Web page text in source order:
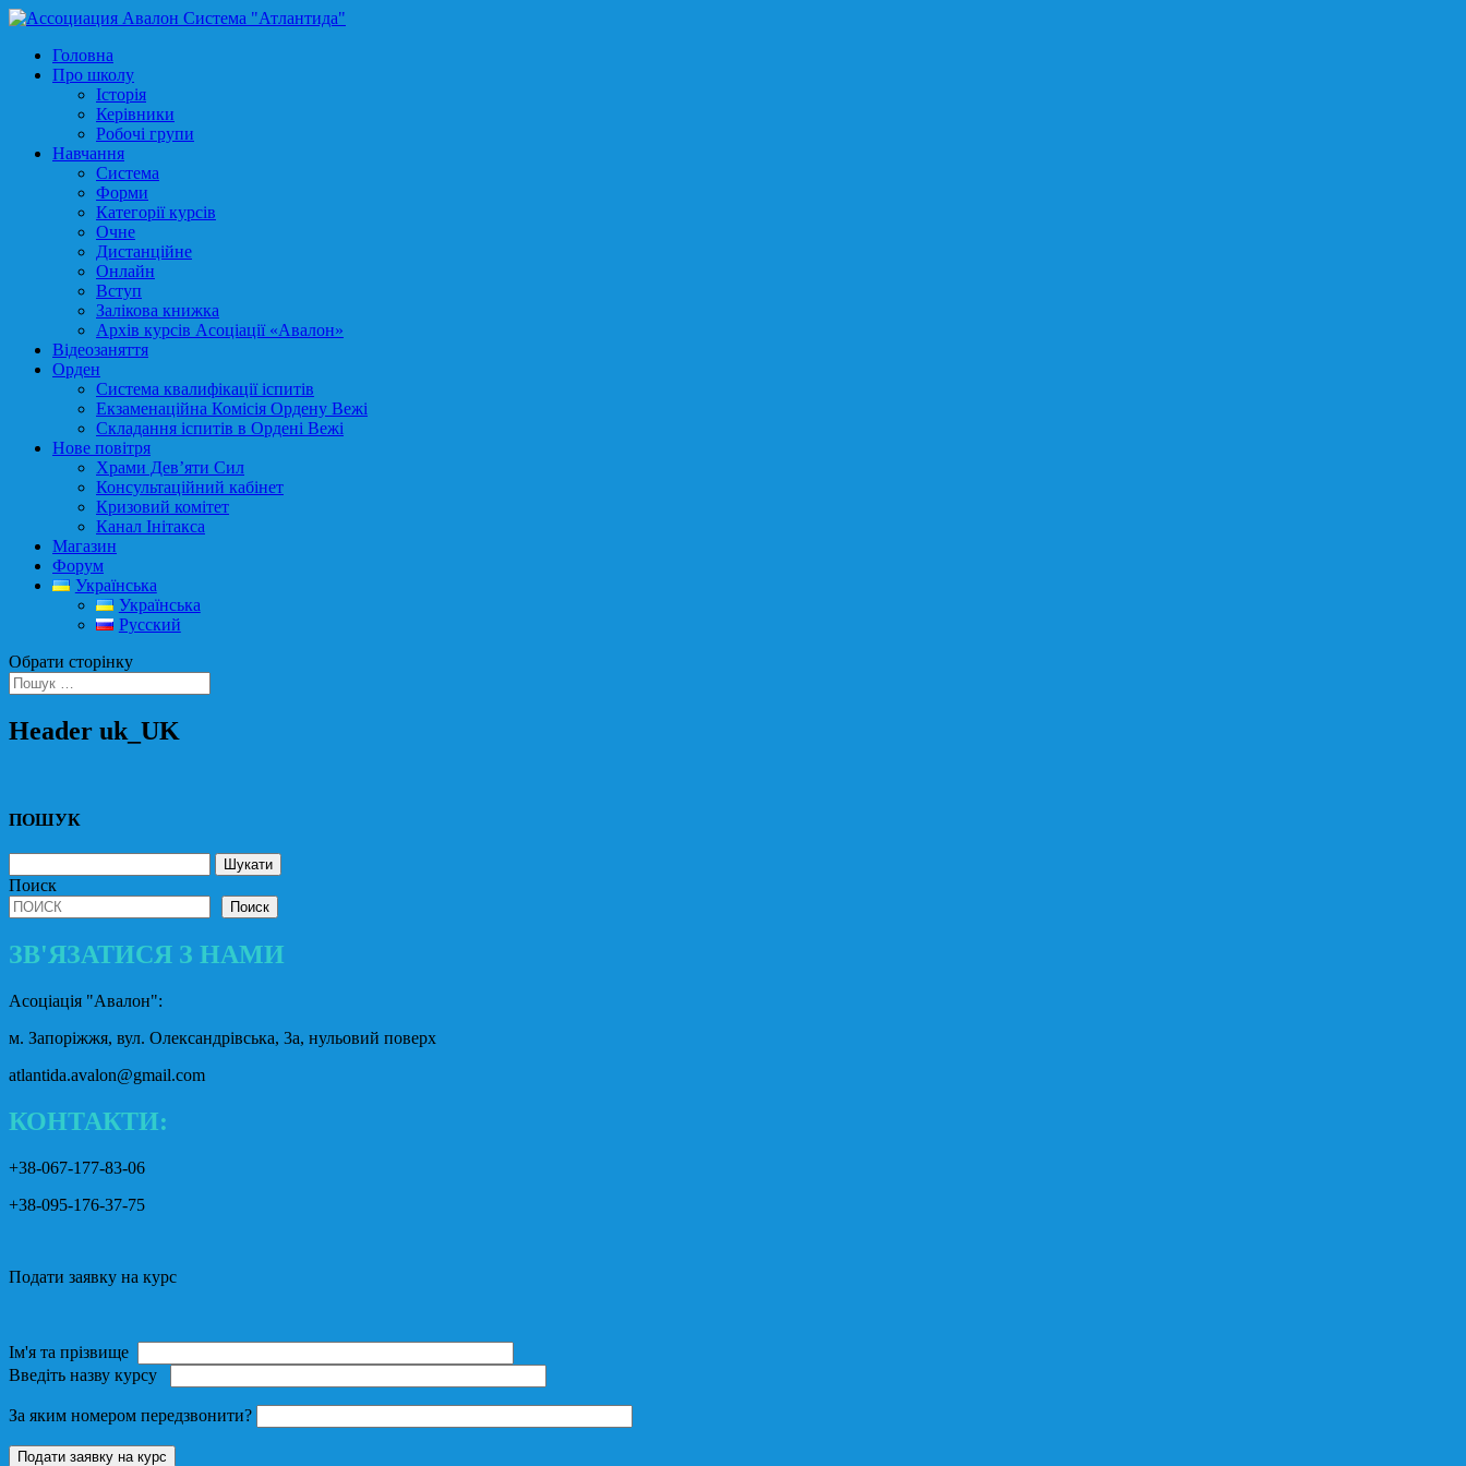
Головна
Про школу
Історія
Керівники
Робочі групи
Навчання
Система
Форми
Категорії курсів
Очне
Дистанційне
Онлайн
Вступ
Залікова книжка
Архів курсів Асоціації «Авалон»
Відеозаняття
Орден
Система квалифікації іспитів
Екзаменаційна Комісія Ордену Вежі
Складання іспитів в Ордені Вежі
Нове повітря
Храми Дев’яти Сил
Консультаційний кабінет
Кризовий комітет
Канал Інітакса
Магазин
Форум
Українська
Українська
Русский
Обрати сторінку
Header uk_UK
ПОШУК
Поиск
Поиск
ЗВ'ЯЗАТИСЯ З НАМИ
Асоціація "Авалон":
м. Запоріжжя, вул. Олександрівська, 3а, нульовий поверх
atlantida.avalon@gmail.com
КОНТАКТИ:
+38-067-177-83-06
+38-095-176-37-75
Подати заявку на курс
Ім'я та прізвище
Введіть назву курсу
За яким номером передзвонити?